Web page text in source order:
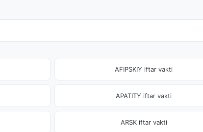
AFIPSKIY iftar vakti
APATITY iftar vakti
ARSK iftar vakti